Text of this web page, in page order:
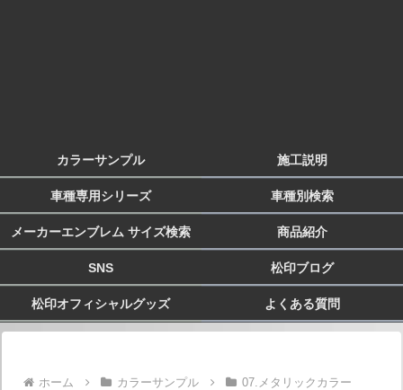
カラーサンプル 施工説明
車種専用シリーズ 車種別検索
メーカーエンブレム サイズ検索 商品紹介
SNS 松印ブログ
松印オフィシャルグッズ よくある質問
ホーム カラーサンプル 07.メタリックカラー